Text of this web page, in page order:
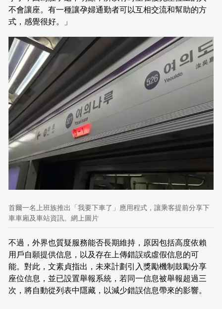
不會讓座。有一種讓孕婦通勤者可以互相交流和幫助的方
式，感覺很好。」
首爾一名上班族推出「我要下車了」應用程式，讓乘客提前分享下
車車廂及車站資訊。網上圖片
不過，外界也質疑服務能否長期維持，原因包括高度依賴
用戶自願提供信息，以及存在上傳錯誤或虛假信息的可
能。對此，文素貞指出，未來計劃引入獎勵機制鼓勵分享
座位信息，並已設置舉報系統，若同一信息被舉報超過三
次，將自動從列表中隱藏，以減少錯誤信息帶來的影響。